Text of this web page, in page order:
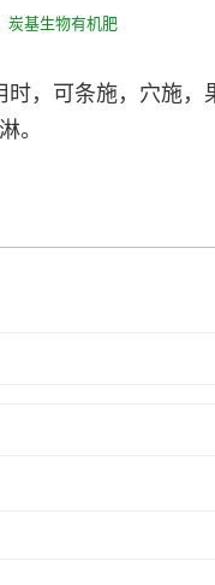
炭基生物有机肥
，可条施，穴施，
。